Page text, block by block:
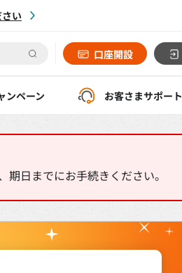
い
口座開設
ンペーン お客さまサポート
日までにお手続きください。